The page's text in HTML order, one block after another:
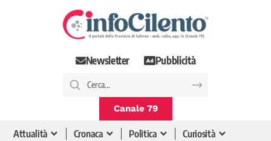
Newsletter Pubblicità
Canale 79
Attualità Cronaca Politica
Curiosità